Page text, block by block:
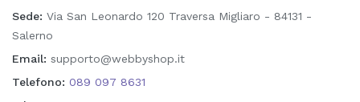
Sede: Via San Leonardo 120 Traversa Migliaro - 84131 -
Salerno
Email: supporto@webbyshop.it
Telefono: 089 097 8631